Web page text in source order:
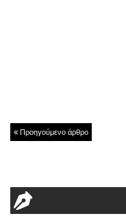
Προηγούμενο άρθρο